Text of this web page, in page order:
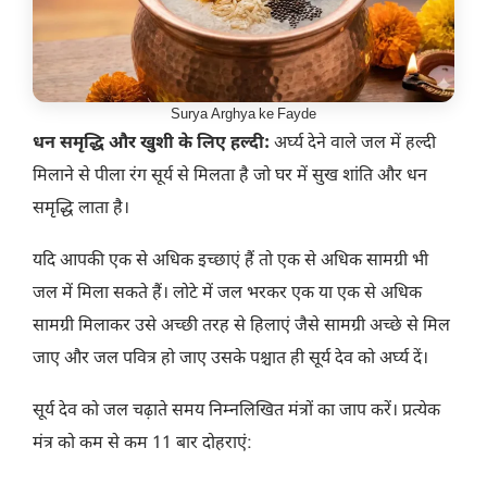
Surya Arghya ke Fayde
धन समृद्धि और खुशी के लिए हल्दी: अर्घ्य देने वाले जल में हल्दी
मिलाने से पीला रंग सूर्य से मिलता है जो घर में सुख शांति और धन
समृद्धि लाता है।
यदि आपकी एक से अधिक इच्छाएं हैं तो एक से अधिक सामग्री भी
जल में मिला सकते हैं। लोटे में जल भरकर एक या एक से अधिक
सामग्री मिलाकर उसे अच्छी तरह से हिलाएं जैसे सामग्री अच्छे से मिल
जाए और जल पवित्र हो जाए उसके पश्चात ही सूर्य देव को अर्घ्य दें।
सूर्य देव को जल चढ़ाते समय निम्नलिखित मंत्रों का जाप करें। प्रत्येक
मंत्र को कम से कम 11 बार दोहराएं: